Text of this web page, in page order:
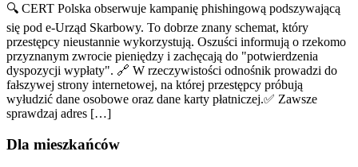
🔍 CERT Polska obserwuje kampanię phishingową podszywającą
się pod e-Urząd Skarbowy. To dobrze znany schemat, który
przestępcy nieustannie wykorzystują. Oszuści informują o rzekomo
przyznanym zwrocie pieniędzy i zachęcają do "potwierdzenia
dyspozycji wypłaty". 🔗 W rzeczywistości odnośnik prowadzi do
fałszywej strony internetowej, na której przestępcy próbują
wyłudzić dane osobowe oraz dane karty płatniczej.✅ Zawsze
sprawdzaj adres […]
Dla mieszkańców